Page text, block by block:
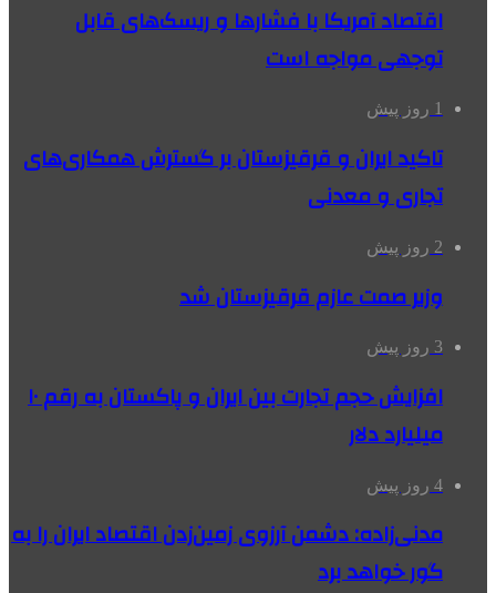
اقتصاد آمریکا با فشارها و ریسک‌های قابل
توجهی مواجه است
1 روز پیش
تاکید ایران و قرقیزستان بر گسترش همکاری‌های
تجاری و معدنی
2 روز پیش
وزیر صمت عازم قرقیزستان شد
3 روز پیش
افزایش حجم تجارت بین ایران و پاکستان به رقم ۱۰
میلیارد دلار
4 روز پیش
مدنی‌زاده: دشمن آرزوی زمین‌زدن اقتصاد ایران را به
گور خواهد برد